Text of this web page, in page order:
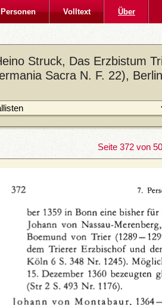
Personen Volltext Über
Struck, Das Erzbistum
Sacra N. F. 22),
Seite 372 von